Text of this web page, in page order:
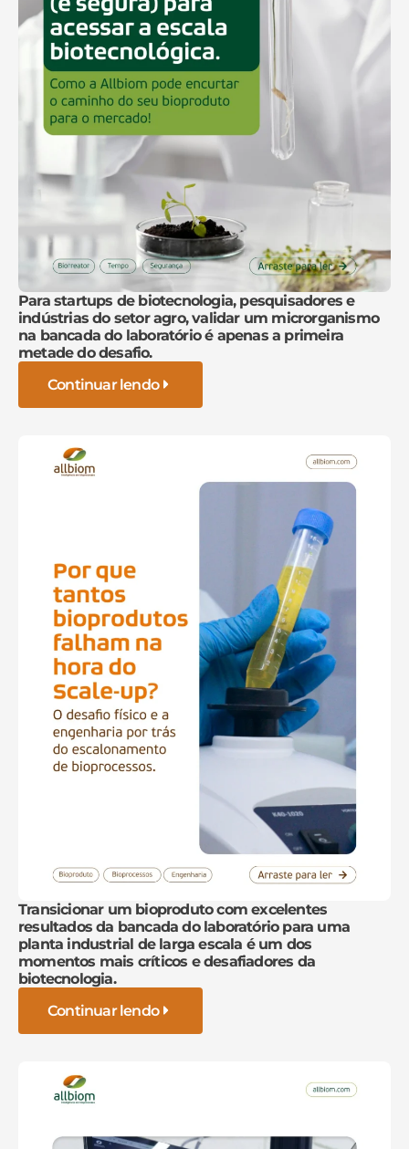
Para startups de biotecnologia, pesquisadores e
indústrias do setor agro, validar um microrganismo
na bancada do laboratório é apenas a primeira
metade do desafio.
Continuar lendo
Transicionar um bioproduto com excelentes
resultados da bancada do laboratório para uma
planta industrial de larga escala é um dos
momentos mais críticos e desafiadores da
biotecnologia.
Continuar lendo